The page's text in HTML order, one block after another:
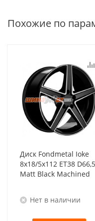
Похожие по
Диск Fondmetal Ioke
8x18/5x112 ET38 D66,5
Matt Black Machined
Нет в наличии